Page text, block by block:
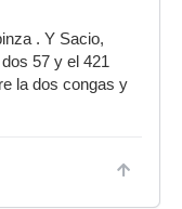
. Y Sacio,
57 y el 421
la dos congas y